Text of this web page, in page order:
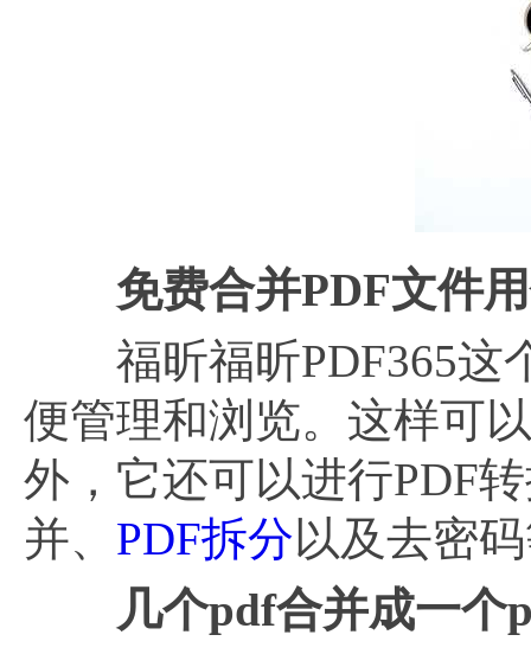
免费合并PDF文件
福昕福昕PDF365这
便管理和浏览。这样可
外，它还可以进行PDF
并、 PDF拆分以及去密
几个pdf合并成一个